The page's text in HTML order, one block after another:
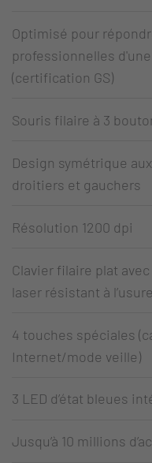
Optimisé pour
professionnelles
(certification GS)
Souris filaire à 3
Design symétrique
droitiers et gauchers
Résolution 1200 dpi
Clavier filaire plat
laser résistant à l’usure
4 touches spéciales
Internet/mode veille)
3 LED d’état bleues
Jusqu’à 10 millions